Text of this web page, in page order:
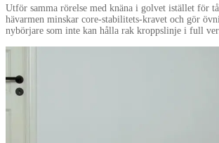
Utför samma rörelse med knäna i golvet istället för
hävarmen minskar core-stabilitets-kravet och gör
nybörjare som inte kan hålla rak kroppslinje i full